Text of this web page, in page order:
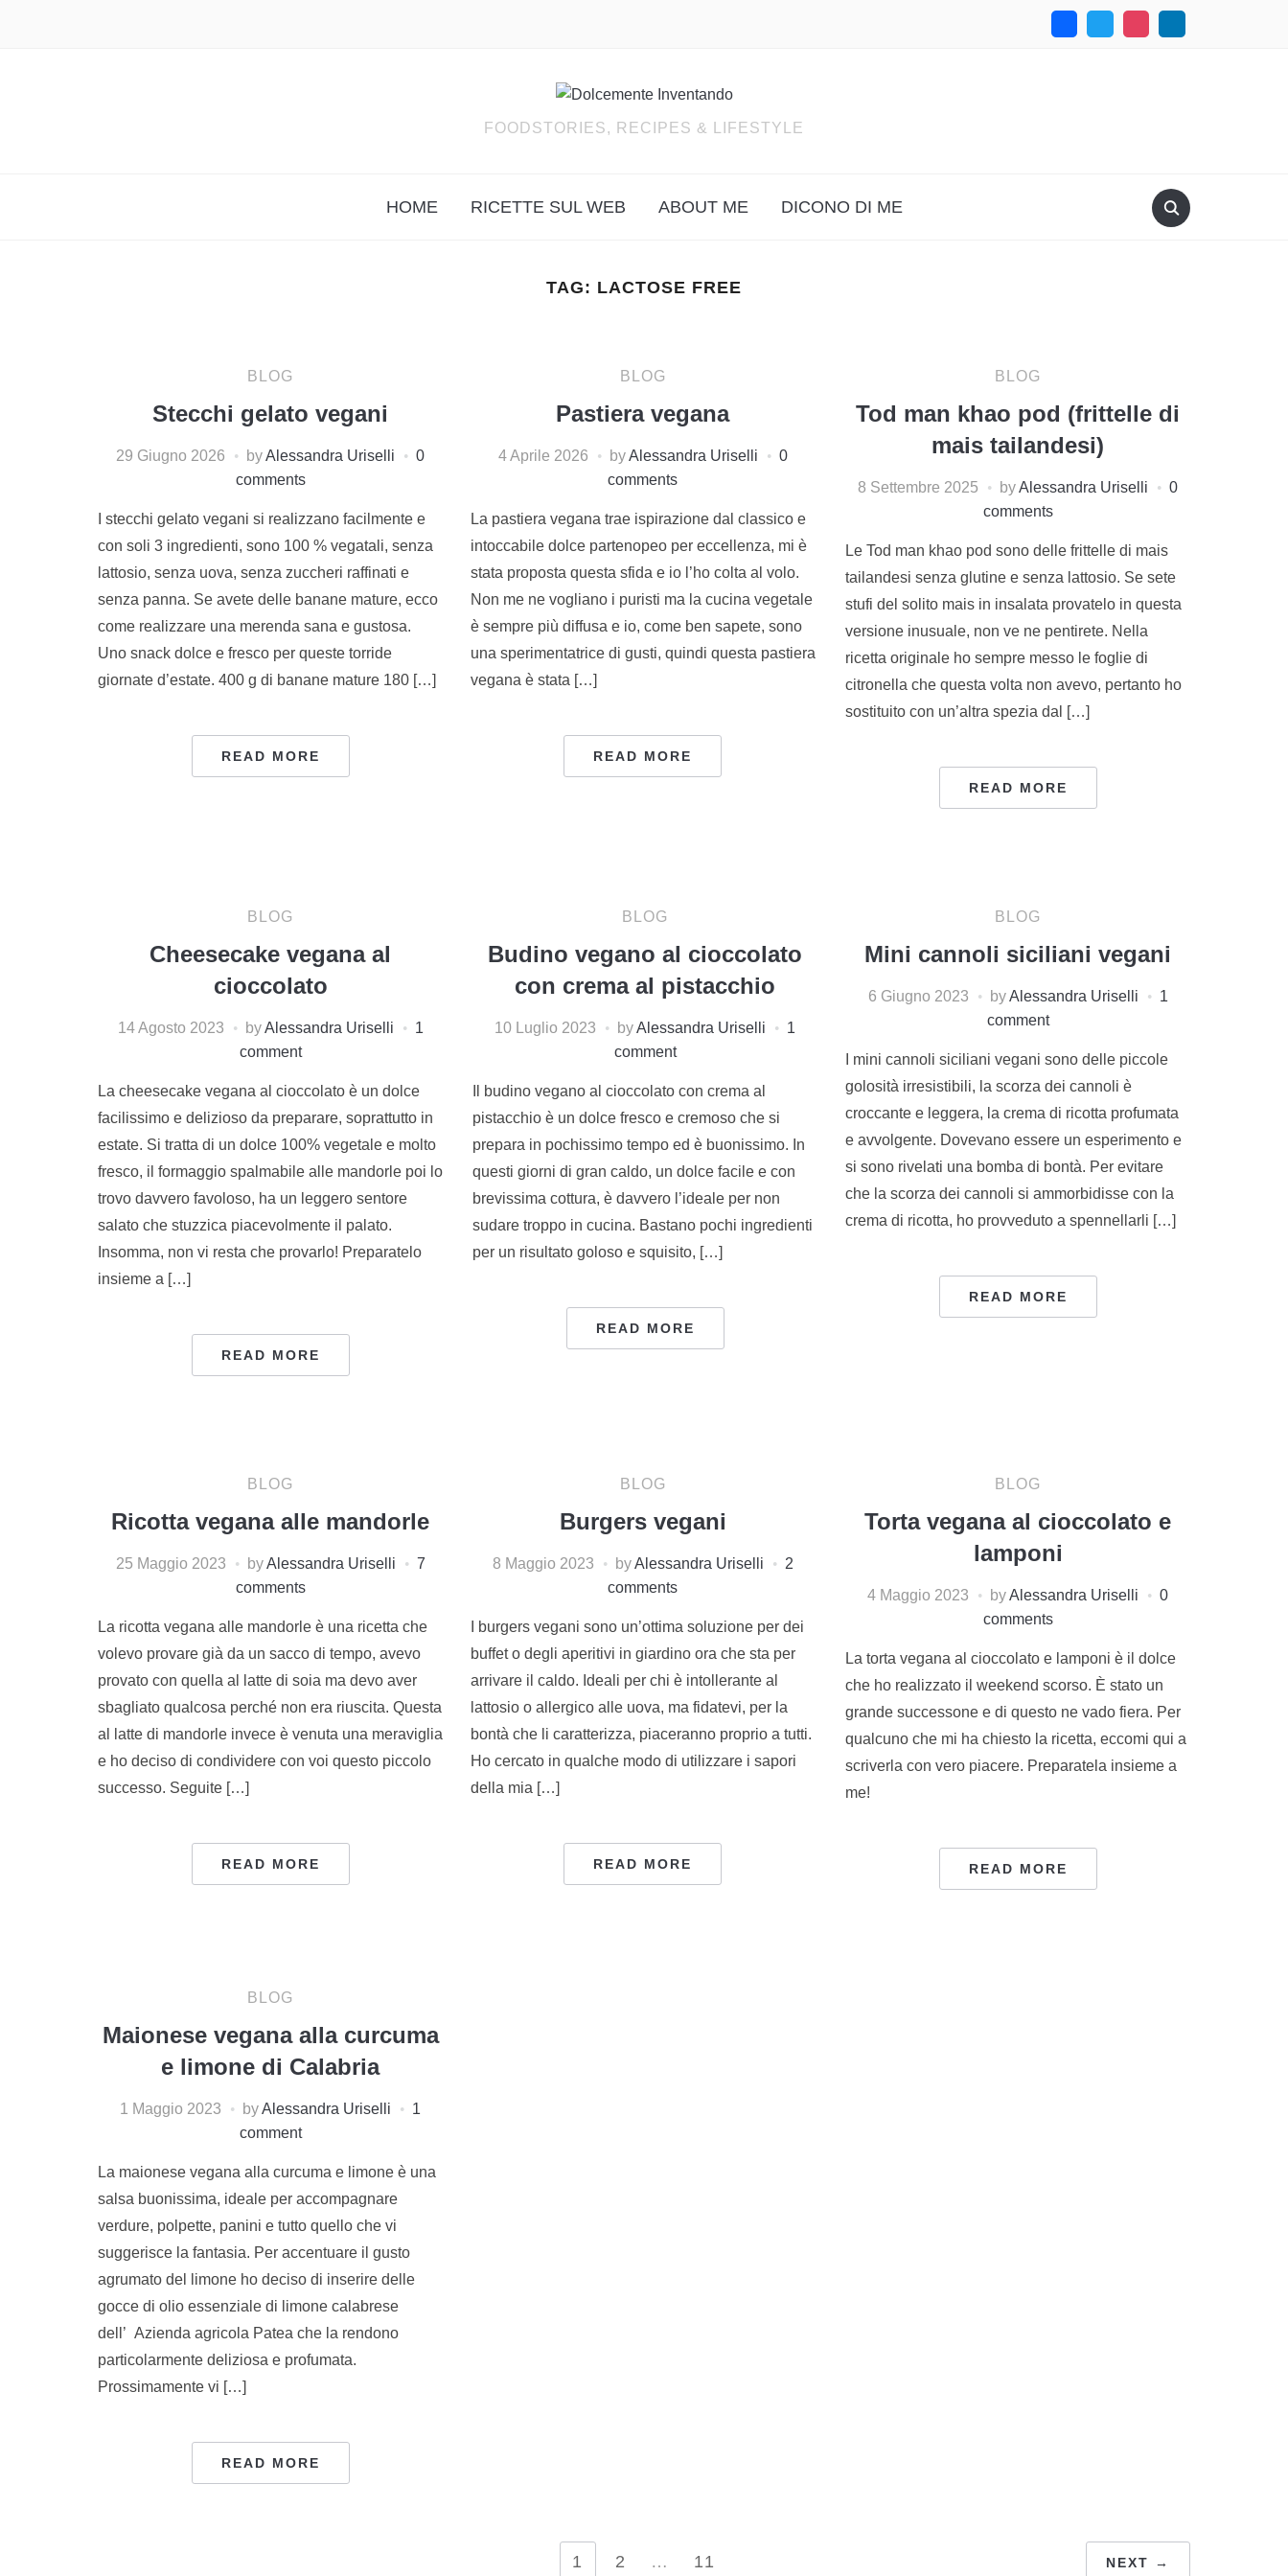
FOODSTORIES, RECIPES & LIFESTYLE
HOME RICETTE SUL WEB ABOUT ME DICONO DI ME
TAG: LACTOSE FREE
BLOG
Stecchi gelato vegani
29 Giugno 2026 byAlessandra Uriselli
0
comments
I stecchi gelato vegani si realizzano facilmente e
con soli 3 ingredienti, sono 100 % vegatali, senza
lattosio, senza uova, senza zuccheri raffinati e
senza panna. Se avete delle banane mature, ecco
come realizzare una merenda sana e gustosa.
Uno snack dolce e fresco per queste torride
giornate d’estate. 400 g di banane mature 180 […]
READ MORE
BLOG
Pastiera vegana
4 Aprile 2026 byAlessandra Uriselli
0
comments
La pastiera vegana trae ispirazione dal classico e
intoccabile dolce partenopeo per eccellenza, mi è
stata proposta questa sfida e io l’ho colta al volo.
Non me ne vogliano i puristi ma la cucina vegetale
è sempre più diffusa e io, come ben sapete, sono
una sperimentatrice di gusti, quindi questa pastiera
vegana è stata […]
READ MORE
BLOG
Tod man khao pod (frittelle di
mais tailandesi)
8 Settembre 2025 byAlessandra Uriselli
0
comments
Le Tod man khao pod sono delle frittelle di mais
tailandesi senza glutine e senza lattosio. Se sete
stufi del solito mais in insalata provatelo in questa
versione inusuale, non ve ne pentirete. Nella
ricetta originale ho sempre messo le foglie di
citronella che questa volta non avevo, pertanto ho
sostituito con un’altra spezia dal […]
READ MORE
BLOG
Cheesecake vegana al
cioccolato
14 Agosto 2023 byAlessandra Uriselli
1
comment
La cheesecake vegana al cioccolato è un dolce
facilissimo e delizioso da preparare, soprattutto in
estate. Si tratta di un dolce 100% vegetale e molto
fresco, il formaggio spalmabile alle mandorle poi lo
trovo davvero favoloso, ha un leggero sentore
salato che stuzzica piacevolmente il palato.
Insomma, non vi resta che provarlo! Preparatelo
insieme a […]
READ MORE
BLOG
Budino vegano al cioccolato
con crema al pistacchio
10 Luglio 2023 byAlessandra Uriselli
1
comment
Il budino vegano al cioccolato con crema al
pistacchio è un dolce fresco e cremoso che si
prepara in pochissimo tempo ed è buonissimo. In
questi giorni di gran caldo, un dolce facile e con
brevissima cottura, è davvero l’ideale per non
sudare troppo in cucina. Bastano pochi ingredienti
per un risultato goloso e squisito, […]
READ MORE
BLOG
Mini cannoli siciliani vegani
6 Giugno 2023 byAlessandra Uriselli
1
comment
I mini cannoli siciliani vegani sono delle piccole
golosità irresistibili, la scorza dei cannoli è
croccante e leggera, la crema di ricotta profumata
e avvolgente. Dovevano essere un esperimento e
si sono rivelati una bomba di bontà. Per evitare
che la scorza dei cannoli si ammorbidisse con la
crema di ricotta, ho provveduto a spennellarli […]
READ MORE
BLOG
Ricotta vegana alle mandorle
25 Maggio 2023 byAlessandra Uriselli
7
comments
La ricotta vegana alle mandorle è una ricetta che
volevo provare già da un sacco di tempo, avevo
provato con quella al latte di soia ma devo aver
sbagliato qualcosa perché non era riuscita. Questa
al latte di mandorle invece è venuta una meraviglia
e ho deciso di condividere con voi questo piccolo
successo. Seguite […]
READ MORE
BLOG
Burgers vegani
8 Maggio 2023 byAlessandra Uriselli
2
comments
I burgers vegani sono un’ottima soluzione per dei
buffet o degli aperitivi in giardino ora che sta per
arrivare il caldo. Ideali per chi è intollerante al
lattosio o allergico alle uova, ma fidatevi, per la
bontà che li caratterizza, piaceranno proprio a tutti.
Ho cercato in qualche modo di utilizzare i sapori
della mia […]
READ MORE
BLOG
Torta vegana al cioccolato e
lamponi
4 Maggio 2023 byAlessandra Uriselli
0
comments
La torta vegana al cioccolato e lamponi è il dolce
che ho realizzato il weekend scorso. È stato un
grande successone e di questo ne vado fiera. Per
qualcuno che mi ha chiesto la ricetta, eccomi qui a
scriverla con vero piacere. Preparatela insieme a
me!
READ MORE
BLOG
Maionese vegana alla curcuma
e limone di Calabria
1 Maggio 2023 byAlessandra Uriselli
1
comment
La maionese vegana alla curcuma e limone è una
salsa buonissima, ideale per accompagnare
verdure, polpette, panini e tutto quello che vi
suggerisce la fantasia. Per accentuare il gusto
agrumato del limone ho deciso di inserire delle
gocce di olio essenziale di limone calabrese
dell’ Azienda agricola Patea che la rendono
particolarmente deliziosa e profumata.
Prossimamente vi […]
READ MORE
1 2 … 11 NEXT →